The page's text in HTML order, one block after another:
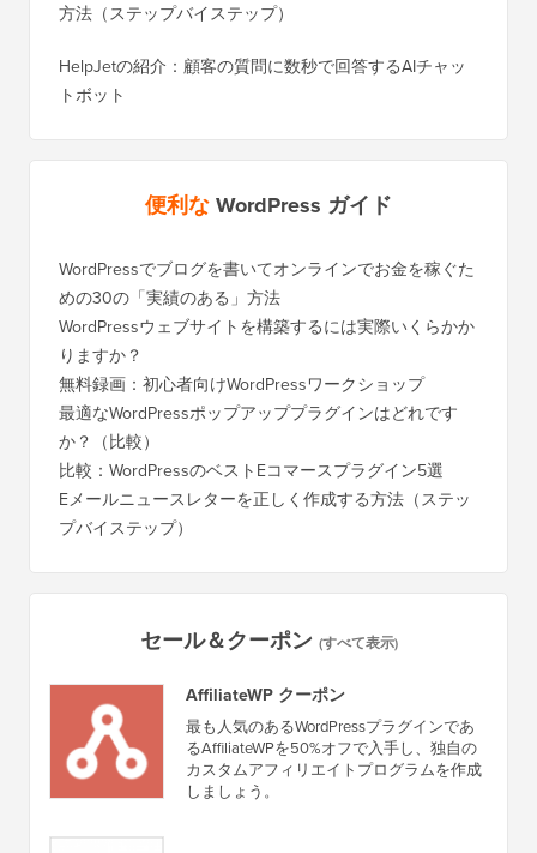
方法（ステップバイステップ）
HelpJetの紹介：顧客の質問に数秒で回答するAIチャッ
トボット
便利なWordPress ガイド
WordPressでブログを書いてオンラインでお金を稼ぐた
めの30の「実績のある」方法
WordPressウェブサイトを構築するには実際いくらかか
りますか？
無料録画：初心者向けWordPressワークショップ
最適なWordPressポップアッププラグインはどれです
か？（比較）
比較：WordPressのベストEコマースプラグイン5選
Eメールニュースレターを正しく作成する方法（ステッ
プバイステップ）
セール＆クーポン (すべて表示)
AffiliateWP クーポン
最も人気のあるWordPressプラグインであ
るAffiliateWPを50%オフで入手し、独自の
カスタムアフィリエイトプログラムを作成
しましょう。